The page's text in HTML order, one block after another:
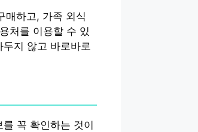
매하고, 가족 외식
처를 이용할 수 있
지 않고 바로바로
꼭 확인하는 것이